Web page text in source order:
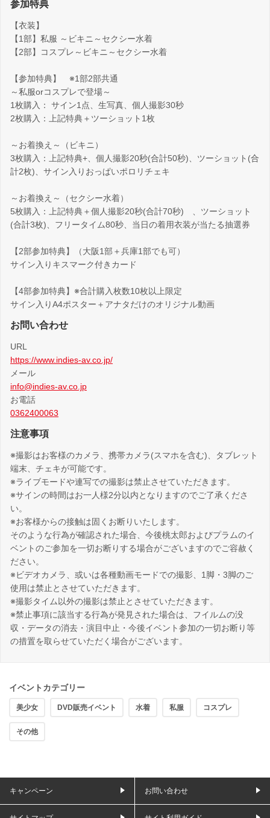
参加特典
【衣装】
【1部】私服 ～ビキニ～セクシー水着
【2部】コスプレ～ビキニ～セクシー水着
【参加特典】 ※1部2部共通
～私服orコスプレで登場～
1枚購入： サイン1点、生写真、個人撮影30秒
2枚購入：上記特典＋ツーショット1枚
～お着換え～（ビキニ）
3枚購入：上記特典+、個人撮影20秒(合計50秒)、ツーショット(合
計2枚)、サイン入りおっぱいポロリチェキ
～お着換え～（セクシー水着）
5枚購入：上記特典＋個人撮影20秒(合計70秒) 、ツーショット
(合計3枚)、フリータイム80秒、当日の着用衣装が当たる抽選券
【2部参加特典】（大阪1部＋兵庫1部でも可）
サイン入りキスマーク付きカード
【4部参加特典】※合計購入枚数10枚以上限定
サイン入りA4ポスター＋アナタだけのオリジナル動画
お問い合わせ
URL
https://www.indies-av.co.jp/
メール
info@indies-av.co.jp
お電話
0362400063
注意事項
※撮影はお客様のカメラ、携帯カメラ(スマホを含む)、タブレット
端末、チェキが可能です。
※ライブモードや連写での撮影は禁止させていただきます。
※サインの時間はお一人様2分以内となりますのでご了承くださ
い。
※お客様からの接触は固くお断りいたします。
そのような行為が確認された場合、今後桃太郎およびプラムのイ
ベントのご参加を一切お断りする場合がございますのでご容赦く
ださい。
※ビデオカメラ、或いは各種動画モードでの撮影、1脚・3脚のご
使用は禁止とさせていただきます。
※撮影タイム以外の撮影は禁止とさせていただきます。
※禁止事項に該当する行為が発見された場合は、フイルムの没
収・データの消去・演目中止・今後イベント参加の一切お断り等
の措置を取らせていただく場合がございます。
イベントカテゴリー
美少女 DVD販売イベント 水着 私服 コスプレ
その他
キャンペーン お問い合わせ